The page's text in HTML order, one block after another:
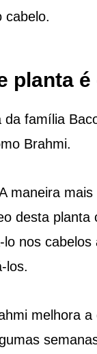
cabelo.
planta é
da família
Brahmi.
maneira mais
desta planta
lo nos cabelos
los.
melhora a